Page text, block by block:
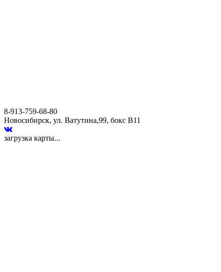
8-913-759-68-80
Новосибирск, ул. Ватутина,99, бокс В11
загрузка карты...